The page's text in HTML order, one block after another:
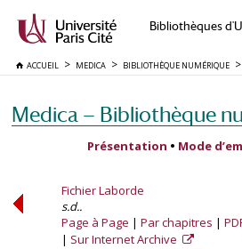
Bibliothèques
ACCUEIL MEDICA BIBLIOTHÈQUE NUMÉRIQUE
Medica — Bibliothèque
Présentation • Mode
Fichier Laborde
s.d..
Page à Page
Par chapitres
Sur Internet Archive